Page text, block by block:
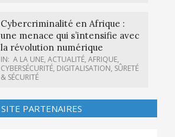
Cybercriminalité en Afrique :
une menace qui s’intensifie avec
la révolution numérique
IN: A LA UNE, ACTUALITÉ, AFRIQUE,
CYBERSÉCURITÉ, DIGITALISATION, SÛRETÉ
& SÉCURITÉ
SITE PARTENAIRES